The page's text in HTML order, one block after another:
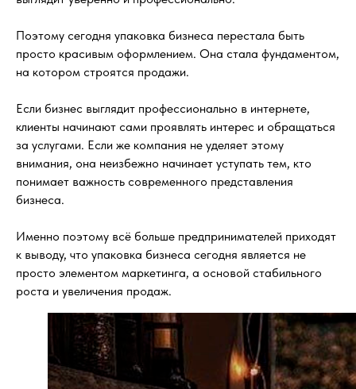
Поэтому сегодня упаковка бизнеса перестала быть
просто красивым оформлением. Она стала фундаментом,
на котором строятся продажи.
Если бизнес выглядит профессионально в интернете,
клиенты начинают сами проявлять интерес и обращаться
за услугами. Если же компания не уделяет этому
внимания, она неизбежно начинает уступать тем, кто
понимает важность современного представления
бизнеса.
Именно поэтому всё больше предпринимателей приходят
к выводу, что упаковка бизнеса сегодня является не
просто элементом маркетинга, а основой стабильного
роста и увеличения продаж.